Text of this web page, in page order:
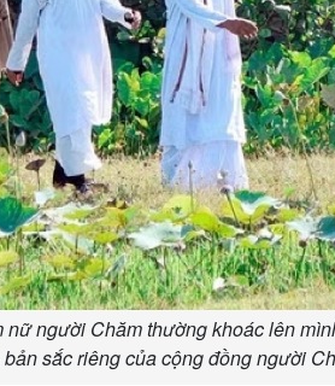
người Chăm thường khoác lên
sắc riêng của cộng đồng người